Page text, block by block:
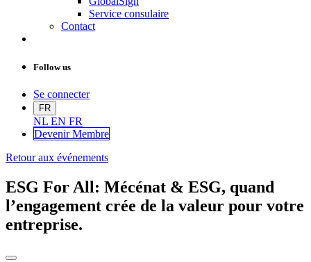
Service consulaire
Contact
Follow us
Se connecter
FR
NL EN FR
Devenir Membre
Retour aux événements
ESG For All: Mécénat & ESG, quand
l’engagement crée de la valeur pour votre
entreprise.